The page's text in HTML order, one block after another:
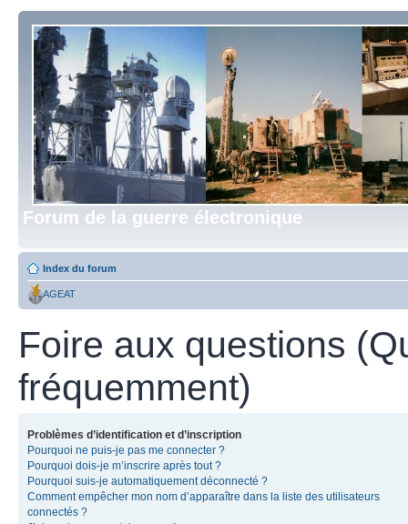
Forum de la guerre électronique
Index du forum
AGEAT
Foire aux questions
fréquemment)
Problèmes d’identification et d’inscription
Pourquoi ne puis-je pas me connecter ?
Pourquoi dois-je m’inscrire après tout ?
Pourquoi suis-je automatiquement déconnecté ?
Comment empêcher mon nom d’apparaître dans la liste des utilisateurs
connectés ?